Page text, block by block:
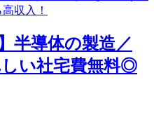
半導体の製造／
い社宅費無料◎